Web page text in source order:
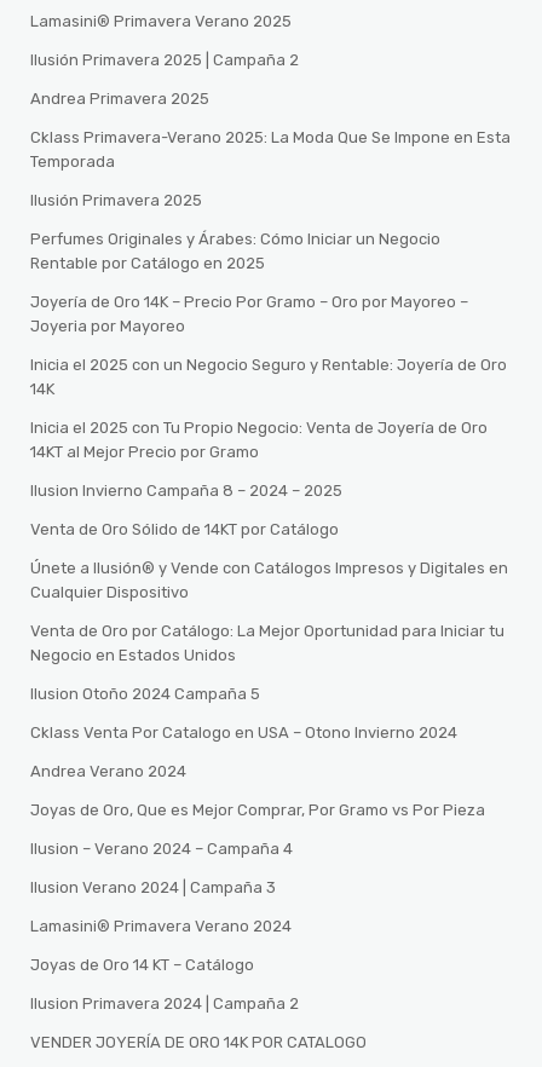
Lamasini® Primavera Verano 2025
Ilusión Primavera 2025 | Campaña 2
Andrea Primavera 2025
Cklass Primavera-Verano 2025: La Moda Que Se Impone en Esta
Temporada
Ilusión Primavera 2025
Perfumes Originales y Árabes: Cómo Iniciar un Negocio
Rentable por Catálogo en 2025
Joyería de Oro 14K – Precio Por Gramo – Oro por Mayoreo –
Joyeria por Mayoreo
Inicia el 2025 con un Negocio Seguro y Rentable: Joyería de Oro
14K
Inicia el 2025 con Tu Propio Negocio: Venta de Joyería de Oro
14KT al Mejor Precio por Gramo
Ilusion Invierno Campaña 8 – 2024 – 2025
Venta de Oro Sólido de 14KT por Catálogo
Únete a Ilusión® y Vende con Catálogos Impresos y Digitales en
Cualquier Dispositivo
Venta de Oro por Catálogo: La Mejor Oportunidad para Iniciar tu
Negocio en Estados Unidos
Ilusion Otoño 2024 Campaña 5
Cklass Venta Por Catalogo en USA – Otono Invierno 2024
Andrea Verano 2024
Joyas de Oro, Que es Mejor Comprar, Por Gramo vs Por Pieza
Ilusion – Verano 2024 – Campaña 4
Ilusion Verano 2024 | Campaña 3
Lamasini®️ Primavera Verano 2024
Joyas de Oro 14 KT – Catálogo
Ilusion Primavera 2024 | Campaña 2
VENDER JOYERÍA DE ORO 14K POR CATALOGO